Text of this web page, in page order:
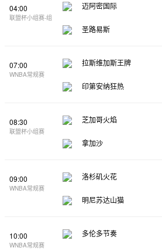
04:00
联盟杯小组赛-组
迈阿密国际
圣路易斯
07:00
WNBA常规赛
拉斯维加斯王牌
印第安纳狂热
08:30
联盟杯小组赛
芝加哥火焰
拿加沙
09:00
WNBA常规赛
洛杉矶火花
明尼苏达山猫
10:00
WNBA常规赛
多伦多节奏